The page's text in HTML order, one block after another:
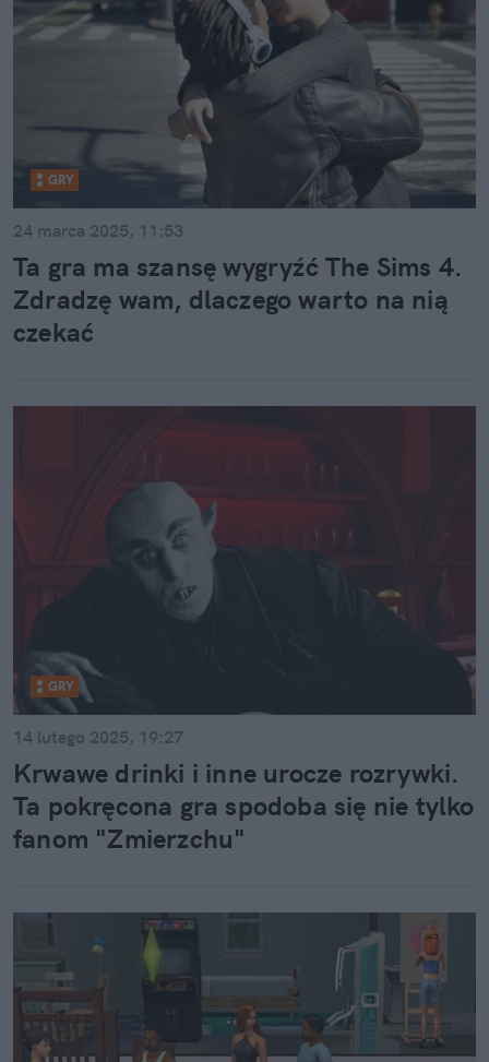
GRY
24 marca 2025, 11:53
Ta gra ma szansę wygryźć The Sims 4.
Zdradzę wam, dlaczego warto na nią
czekać
GRY
14 lutego 2025, 19:27
Krwawe drinki i inne urocze rozrywki.
Ta pokręcona gra spodoba się nie tylko
fanom "Zmierzchu"